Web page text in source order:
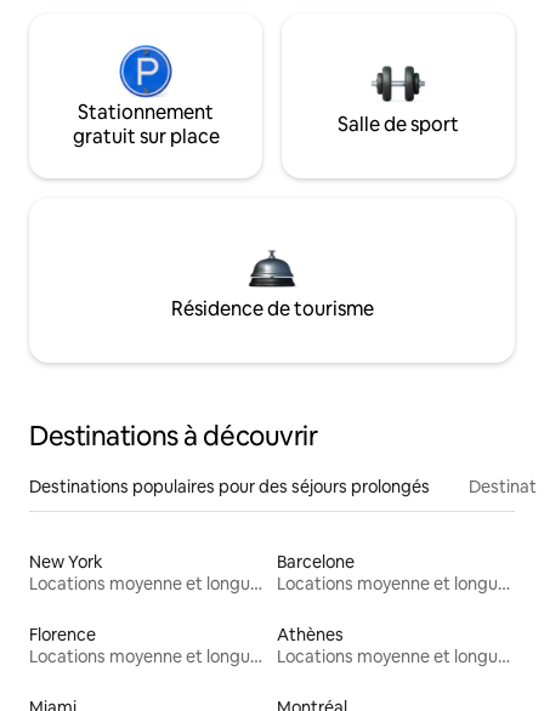
Stationnement
gratuit sur place
Salle de sport
Résidence de tourisme
Destinations à découvrir
Destinations populaires pour des séjours prolongés
New York
Locations moyenne et longue durée
Barcelone
Locations moyenne et longue durée
Florence
Locations moyenne et longue durée
Athènes
Locations moyenne et longue durée